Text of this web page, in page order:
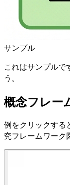
サンプル
これはサンプルで
う。
概念フレー
例をクリックする
究フレームワーク